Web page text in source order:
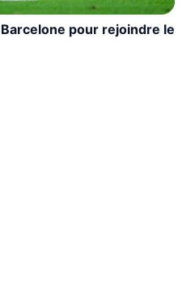
pour rejoindre le